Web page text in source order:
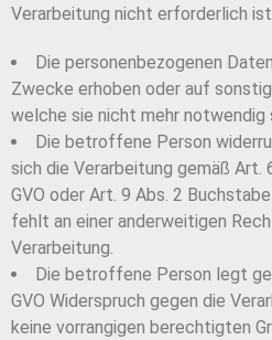
Verarbeitung nicht erforderlich
Die personenbezogenen
Zwecke erhoben oder auf
welche sie nicht mehr notwendig
Die betroffene Person
sich die Verarbeitung gemäß Art.
GVO oder Art. 9 Abs. 2
fehlt an einer anderweitigen
Verarbeitung.
Die betroffene Person legt
GVO Widerspruch gegen die
keine vorrangigen berechtigten